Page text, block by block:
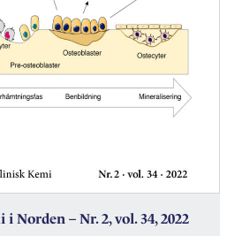
Norden – Nr. 2, vol. 34, 2022